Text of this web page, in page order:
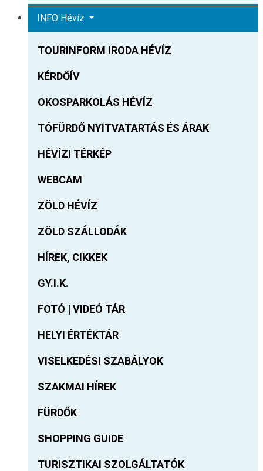
INFO Hévíz
TOURINFORM IRODA HÉVÍZ
KÉRDŐÍV
OKOSPARKOLÁS HÉVÍZ
TÓFÜRDŐ NYITVATARTÁS ÉS ÁRAK
HÉVÍZI TÉRKÉP
WEBCAM
ZÖLD HÉVÍZ
ZÖLD SZÁLLODÁK
HÍREK, CIKKEK
GY.I.K.
FOTÓ | VIDEÓ TÁR
HELYI ÉRTÉKTÁR
VISELKEDÉSI SZABÁLYOK
SZAKMAI HÍREK
FÜRDŐK
SHOPPING GUIDE
TURISZTIKAI SZOLGÁLTATÓK